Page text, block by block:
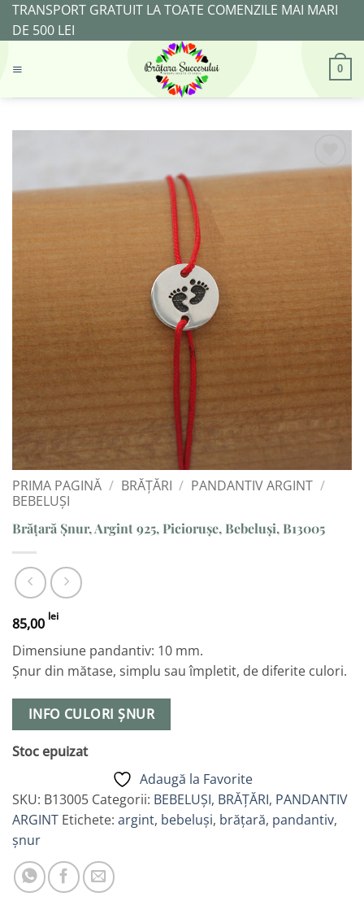
SkipTRANSPORT GRATUIT LA TOATE COMENZILE MAI MARI
DE 500 LEI
0
PRIMA PAGINĂ / BRĂȚĂRI / PANDANTIV ARGINT /
BEBELUȘI
Brățară Șnur, Argint 925, Piciorușe, Bebeluși, B13005
85,00 lei
Dimensiune pandantiv: 10 mm.
Șnur din mătase, simplu sau împletit, de diferite culori.
INFO CULORI ȘNUR
Stoc epuizat
Adaugă la Favorite
SKU: B13005 Categorii: BEBELUȘI, BRĂȚĂRI, PANDANTIV
ARGINT Etichete: argint, bebeluși, brățară, pandantiv,
șnur